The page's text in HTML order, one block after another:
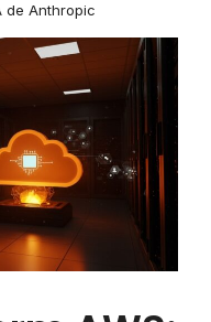
de Anthropic